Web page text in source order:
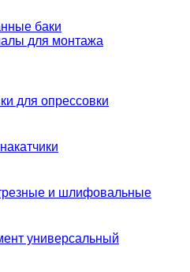
баки
для монтажа
для опрессовки
и шлифовальные
универсальный